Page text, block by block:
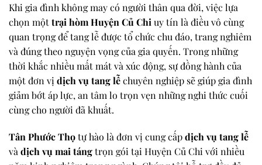
Khi gia đình không may có người thân qua đời, việc lựa
chọn mộttrại hòm Huyện Củ Chiuy tín là điều vô cùng
quan trọng để tang lễ được tổ chức chu đáo, trang nghiêm
và đúng theo nguyện vọng của gia quyến. Trong những
thời khắc nhiều mất mát và xúc động, sự đồng hành của
một đơn vịdịch vụ tang lễchuyên nghiệp sẽ giúp gia đình
giảm bớt áp lực, an tâm lo trọn vẹn những nghi thức cuối
cùng cho người đã khuất.
Tân Phước Thọtự hào là đơn vị cung cấpdịch vụ tang lễ
và dịch vụ mai tángtrọn gói tại Huyện Củ Chi với nhiều